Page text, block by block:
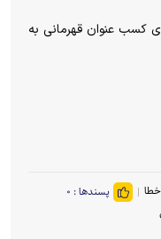
کسب عنوان قهرمانی به
پسندها : ۰